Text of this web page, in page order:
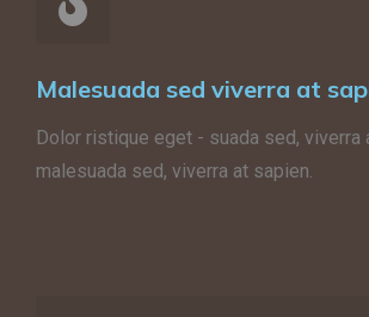
Malesuada sed viverra at
Dolor ristique eget - suada sed, viverra
malesuada sed, viverra at sapien.